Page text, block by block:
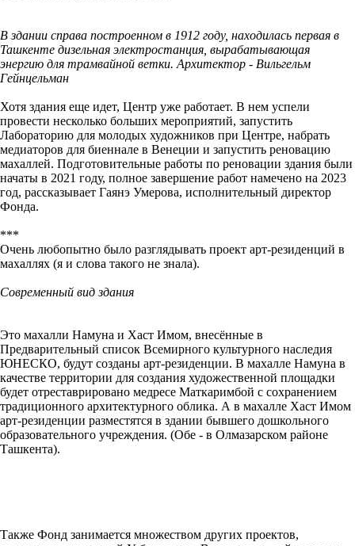
В здании справа построенном в 1912 году, находилась первая в
Ташкенте дизельная электростанция, вырабатывающая
энергию для трамвайной ветки. Архитектор - Вильгельм
Гейнцельман
Хотя здания еще идет, Центр уже работает. В нем успели
провести несколько больших мероприятий, запустить
Лабораторию для молодых художников при Центре, набрать
медиаторов для биеннале в Венеции и запустить реновацию
махаллей. Подготовительные работы по реновации здания были
начаты в 2021 году, полное завершение работ намечено на 2023
год, рассказывает Гаянэ Умерова, исполнительный директор
Фонда.
***
Очень любопытно было разглядывать проект арт-резиденций в
махаллях (я и слова такого не знала).
Современный вид здания
Это махалли Намуна и Хаст Имом, внесённые в
Предварительный список Всемирного культурного наследия
ЮНЕСКО, будут созданы арт-резиденции. В махалле Намуна в
качестве территории для создания художественной площадки
будет отреставрировано медресе Маткаримбой с сохранением
традиционного архитектурного облика. А в махалле Хаст Имом
арт-резиденции разместятся в здании бывшего дошкольного
образовательного учреждения. (Обе - в Олмазарском районе
Ташкента).
Также Фонд занимается множеством других проектов,